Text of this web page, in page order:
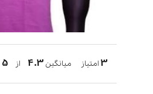
3 امتیاز میانگین 4.3 از 5